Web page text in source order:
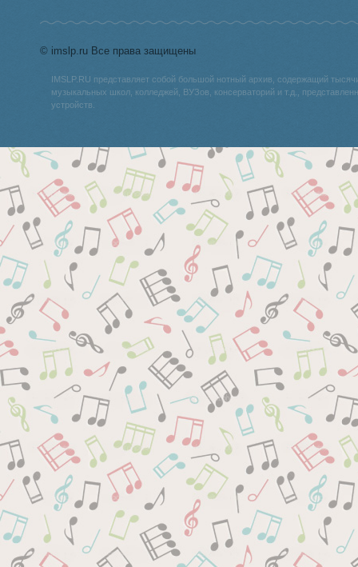
© imslp.ru Все права защищены
IMSLP.RU представляет собой большой нотный архив, содержащий
музыкальных школ, колледжей, ВУЗов, консерваторий и т.д.,
устройств.